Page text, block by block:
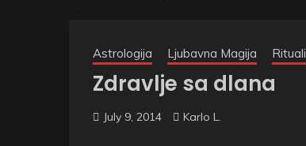
Astrologija Ljubavna Magija Rituali
Zdravlje sa dlana
July 9, 2014 Karlo L.